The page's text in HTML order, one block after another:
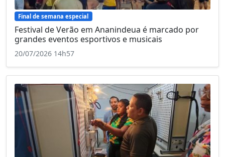
Final de semana especial
Festival de Verão em Ananindeua é marcado por
grandes eventos esportivos e musicais
20/07/2026 14h57